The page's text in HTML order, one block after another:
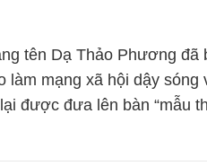
tên Dạ Thảo Phương đã
làm mạng xã hội dậy sóng
được đưa lên bàn “mẫu